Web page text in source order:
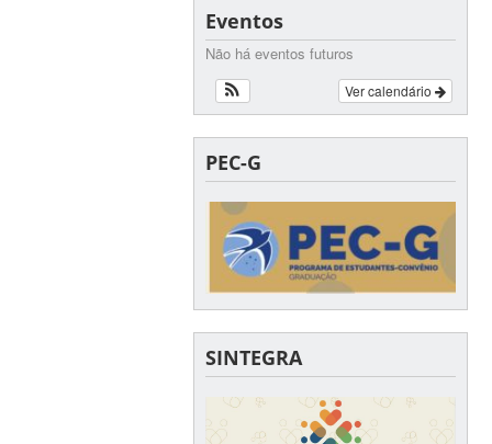
Eventos
Não há eventos futuros
Ver calendário
PEC-G
SINTEGRA